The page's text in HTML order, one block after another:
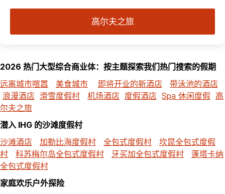
高尔夫之旅
2026 热门大型综合商业体：按主题探索我们热门搜索的假期
远离城市喧嚣
美食城市 即将开业的新酒店
带泳池的酒店
浪漫酒店 滑雪度假村 机场酒店 度假酒店 Spa 休闲度假 高
尔夫之旅
潜入 IHG 的沙滩度假村
沙滩酒店
加勒比海度假村 全包式度假村
坎昆全包式度假
村
科苏梅尔岛全包式度假村 牙买加全包式度假村
蓬塔卡纳
全包式度假村
家庭欢乐户外探险